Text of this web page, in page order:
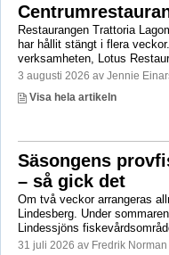
Restaurangen Trattoria
har hållit stängt i flera
verksamheten, Lotus
3 augusti 2026 av Jennie
Visa hela artikeln
Säsongens
– så gick det
Om två veckor arrangeras
Lindesberg. Under
Lindessjöns
31 juli 2026 av Fredrik Norman